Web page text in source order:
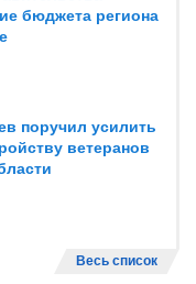
бюджета региона
поручил усилить
ветеранов
Весь список